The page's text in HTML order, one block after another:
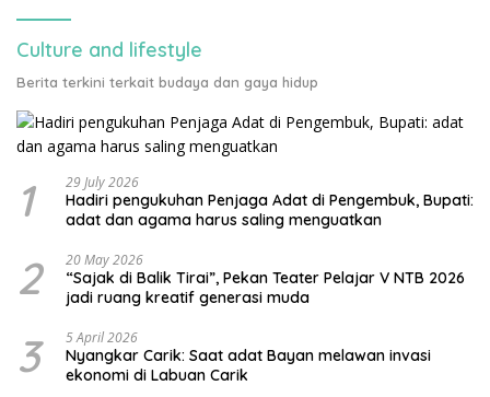
Culture and lifestyle
Berita terkini terkait budaya dan gaya hidup
1 29 July 2026
Hadiri pengukuhan Penjaga Adat di Pengembuk, Bupati:
adat dan agama harus saling menguatkan
2 20 May 2026
“Sajak di Balik Tirai”, Pekan Teater Pelajar V NTB 2026
jadi ruang kreatif generasi muda
3 5 April 2026
Nyangkar Carik: Saat adat Bayan melawan invasi
ekonomi di Labuan Carik